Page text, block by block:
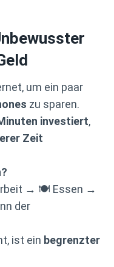
um ein paar
zu sparen.
investiert,
Zeit
→ 🍽️ Essen →
der
ist ein begrenzter